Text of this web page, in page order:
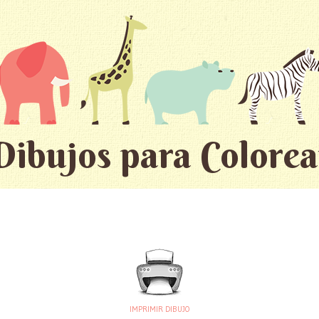
para
IMPRIMIR DIBUJO